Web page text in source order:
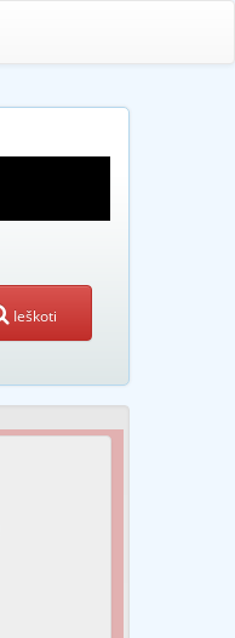
Ieškoti